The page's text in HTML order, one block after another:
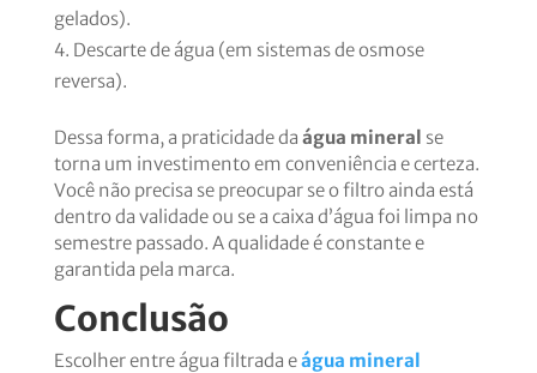
gelados).
Descarte de água (em sistemas de osmose
reversa).
Dessa forma, a praticidade da água mineral se
torna um investimento em conveniência e certeza.
Você não precisa se preocupar se o filtro ainda está
dentro da validade ou se a caixa d’água foi limpa no
semestre passado. A qualidade é constante e
garantida pela marca.
Conclusão
Escolher entre água filtrada eágua mineral